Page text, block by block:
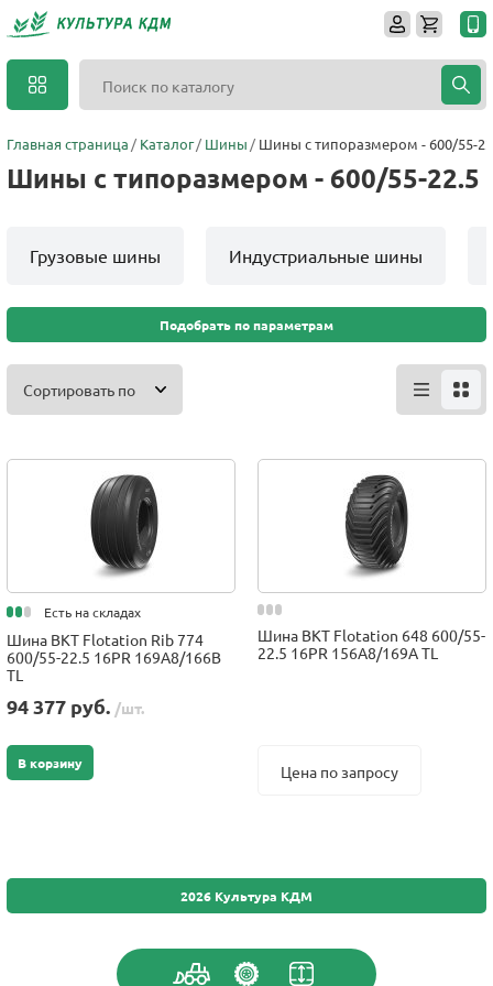
Главная страница Каталог Шины Шины с типоразмером - 600/55-
Шины с типоразмером - 600/55-22.5
Грузовые шины Индустриальные шины
Подобрать по параметрам
Сортировать по
Есть на складах
Шина BKT Flotation Rib 774
600/55-22.5 16PR 169A8/166B
TL
94 377 руб. /шт.
В корзину
Шина BKT Flotation 648 600/55-
22.5 16PR 156A8/169A TL
Цена по запросу
2026 Культура КДМ